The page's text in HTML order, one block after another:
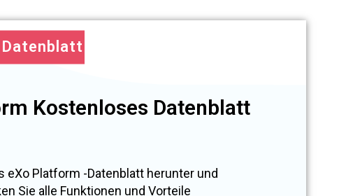
Kostenloses Datenblatt
eXo Platform -Datenblatt herunter und
Sie alle Funktionen und Vorteile